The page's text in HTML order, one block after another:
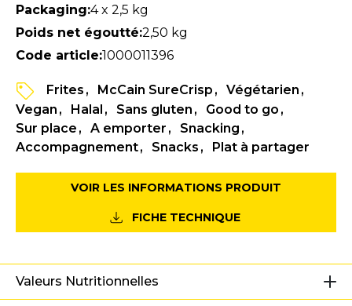
Packaging:4 x 2,5 kg
Poids net égoutté:2,50 kg
Code article:1000011396
Frites McCain SureCrisp
Végétarien
Vegan
Halal Sans gluten
Good to go
Sur place
A emporter
Snacking
Accompagnement
Snacks Plat à partager
VOIR LES INFORMATIONS PRODUIT
FICHE TECHNIQUE
Valeurs Nutritionnelles